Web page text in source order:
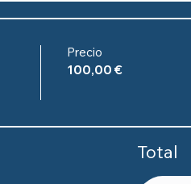
Precio
100,00 €
Total